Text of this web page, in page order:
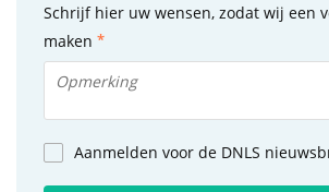
Schrijf hier uw wensen, zodat wij een
maken
Aanmelden voor de DNLS